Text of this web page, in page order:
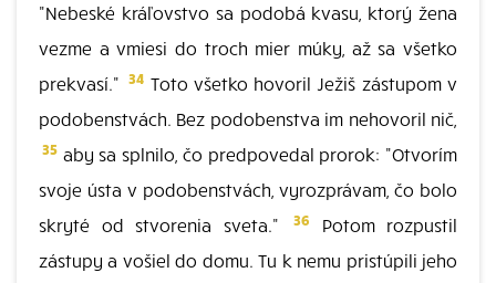
"Nebeské kráľovstvo sa podobá kvasu, ktorý žena
vezme a vmiesi do troch mier múky, až sa všetko
prekvasí." 34 Toto všetko hovoril Ježiš zástupom v
podobenstvách. Bez podobenstva im nehovoril nič,
35 aby sa splnilo, čo predpovedal prorok: "Otvorím
svoje ústa v podobenstvách, vyrozprávam, čo bolo
skryté od stvorenia sveta."
36
Potom rozpustil
zástupy a vošiel do domu. Tu k nemu pristúpili jeho